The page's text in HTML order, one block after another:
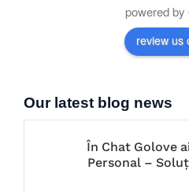
powered by
review us
Our latest blog news
În Chat Golove
Personal –